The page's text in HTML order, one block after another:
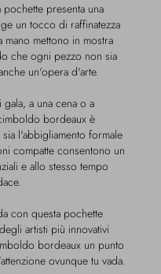
pochette presenta una
un tocco di raffinatezza
mettono in mostra
che ogni pezzo non sia
un'opera d'arte.
a una cena o a
bordeaux è
l'abbigliamento formale
compatte consentono un
e allo stesso tempo
con questa pochette
artisti più innovativi
bordeaux un punto
ovunque tu vada.